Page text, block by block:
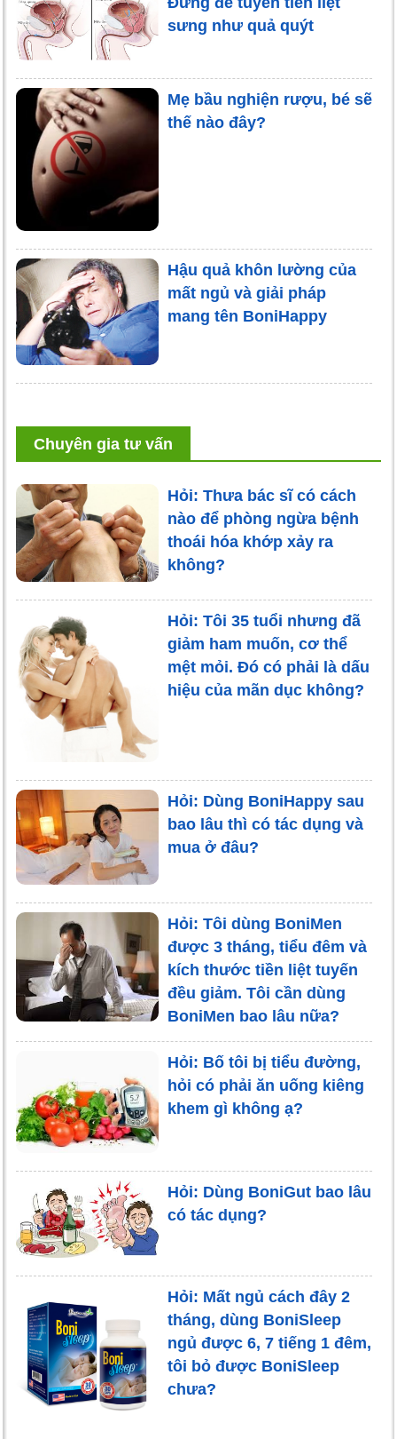
sưng như quả quýt
Mẹ bầu nghiện rượu, bé sẽ
thế nào đây?
Hậu quả khôn lường của
mất ngủ và giải pháp
mang tên BoniHappy
Chuyên gia tư vấn
Hỏi: Thưa bác sĩ có cách
nào để phòng ngừa bệnh
thoái hóa khớp xảy ra
không?
Hỏi: Tôi 35 tuổi nhưng đã
giảm ham muốn, cơ thể
mệt mỏi. Đó có phải là dấu
hiệu của mãn dục không?
Hỏi: Dùng BoniHappy sau
bao lâu thì có tác dụng và
mua ở đâu?
Hỏi: Tôi dùng BoniMen
được 3 tháng, tiểu đêm và
kích thước tiền liệt tuyến
đều giảm. Tôi cần dùng
BoniMen bao lâu nữa?
Hỏi: Bố tôi bị tiểu đường,
hỏi có phải ăn uống kiêng
khem gì không ạ?
Hỏi: Dùng BoniGut bao lâu
có tác dụng?
Hỏi: Mất ngủ cách đây 2
tháng, dùng BoniSleep
ngủ được 6, 7 tiếng 1 đêm,
tôi bỏ được BoniSleep
chưa?